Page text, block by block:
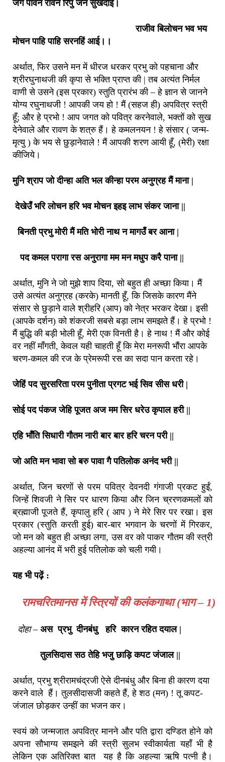
जग पावन रावन रिपु जन सुखदाई।
राजीव बिलोचन भव भय
मोचन पाहि पाहि सरनहिं आई।।
अर्थात, फिर उसने मन में धीरज धरकर प्रभु को पहचाना और
श्रीरघुनाथजी की कृपा से भक्ति प्राप्त की | तब अत्यंत निर्मल
वाणी से उसने (इस प्रकार) स्तुति प्रारंभ की – हे ज्ञान से जानने
योग्य रघुनाथजी ! आपकी जय हो ! मैं (सहज ही) अपवित्र स्त्री
हूँ; और हे प्रभो ! आप जगत को पवित्र करनेवाले, भक्तों को सुख
देनेवाले और रावण के शत्रु हैं। हे कमलनयन ! हे संसार ( जन्म-
मृत्यु ) के भय से छुड़ानेवाले ! मैं आपकी शरण आयी हूँ, (मेरी) रक्षा
कीजिये।
मुनि श्राप जो दीन्हा अति भल कीन्हा परम अनुग्रह मैं माना |
देखेउँ भरि लोचन हरि भव मोचन इहइ लाभ संकर जाना ||
बिनती प्रभु मोरी मैं मति भोरी नाथ न मागउँ बर आना |
पद कमल परागा रस अनुरागा मम मन मधुप करै पाना ||
अर्थात, मुनि ने जो मुझे शाप दिया, सो बहुत ही अच्छा किया। मैं
उसे अत्यंत अनुग्रह (करके) मानती हूँ, कि जिसके कारण मैंने
संसार से छुड़ाने वाले श्रीहरि (आप) को नेत्र भरकर देखा। इसी
(आपके दर्शन) को शंकरजी सबसे बड़ा लाभ समझते हैं। हे प्रभो !
मैं बुद्धि की बड़ी भोली हूँ, मेरी एक विनती है। हे नाथ ! मैं और कोई
वर नहीं माँगती, केवल यही चाहती हूँ कि मेरा मनरूपी भौंरा आपके
चरण-कमल की रज के प्रेमरूपी रस का सदा पान करता रहे।
जेहिं पद सुरसरिता परम पुनीता प्रगट भई सिव सीस धरी |
सोई पद पंकज जेहि पूजत अज मम सिर धरेउ कृपाल हरी ||
एहि भाँति सिधारी गौतम नारी बार बार हरि चरन परी ||
जो अति मन भावा सो बरु पावा गै पतिलोक अनंद भरी ||
अर्थात, जिन चरणों से परम पवित्र देवनदी गंगाजी प्रकट हुईं,
जिन्हें शिवजी ने सिर पर धारण किया और जिन च्ररणकमलों को
ब्रह्माजी पूजते हैं, कृपालु हरि ( आप ) ने मेरे सिर पर रखा। इस
प्रकार (स्तुति करती हुई) बार-बार भगवान के चरणों में गिरकर,
जो मन को बहुत ही अच्छा लगा, उस वर को पाकर गौतम की स्त्री
अहल्या आनंद में भरी हुई पतिलोक को चली गयी।
यह भी पढ़ें :
रामचरितमानस में स्त्रियों की कलंकगाथा (भाग – 1)
दोहा – अस प्रभु दीनबंधु हरि कारन रहित दयाल |
तुलसिदास सठ तेहि भजु छाड़ि कपट जंजाल ||
अर्थात, प्रभु श्रीरामचंद्रजी ऐसे दीनबंधु और बिना ही कारण दया
करने वाले हैं। तुलसीदासजी कहते हैं, हे शठ (मन) ! तू कपट-
जंजाल छोड़कर उन्हीं का भजन कर।
स्वयं को जन्मजात अपवित्र मानने और पति द्वारा दण्डित होने को
अपना सौभाग्य समझने की स्त्री सुलभ स्वीकार्यता यहाँ भी है
लेकिन एक अतिरिक्त बात यह है कि अहल्या ऋषि पत्नी है।